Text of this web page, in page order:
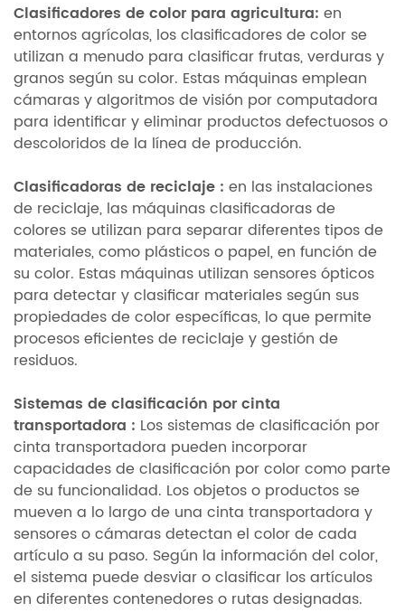
Clasificadores de color para agricultura: en
entornos agrícolas, los clasificadores de color se
utilizan a menudo para clasificar frutas, verduras y
granos según su color. Estas máquinas emplean
cámaras y algoritmos de visión por computadora
para identificar y eliminar productos defectuosos o
descoloridos de la línea de producción.
Clasificadoras de reciclaje : en las instalaciones
de reciclaje, las máquinas clasificadoras de
colores se utilizan para separar diferentes tipos de
materiales, como plásticos o papel, en función de
su color. Estas máquinas utilizan sensores ópticos
para detectar y clasificar materiales según sus
propiedades de color específicas, lo que permite
procesos eficientes de reciclaje y gestión de
residuos.
Sistemas de clasificación por cinta
transportadora : Los sistemas de clasificación por
cinta transportadora pueden incorporar
capacidades de clasificación por color como parte
de su funcionalidad. Los objetos o productos se
mueven a lo largo de una cinta transportadora y
sensores o cámaras detectan el color de cada
artículo a su paso. Según la información del color,
el sistema puede desviar o clasificar los artículos
en diferentes contenedores o rutas designadas.